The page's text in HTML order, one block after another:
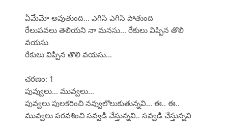
ఏమేమో అవుతుంది... ఎగిసి ఎగిసి పోతుంది
రేలుపవలు తెలియని నా మనసు... రేకులు విప్పిన తొలి
వయసు
రేకులు విప్పిన తొలి వయసు...
చరణం: 1
పువ్వులు... మువ్వలు...
పువ్వలు పులకరించి నవ్వులొలుకుతున్నవి... ఈ.. ఈ..
మువ్వలు పరవశించి సవ్వడి చేస్తున్నవి.. సవ్వడి చేస్తున్నవి